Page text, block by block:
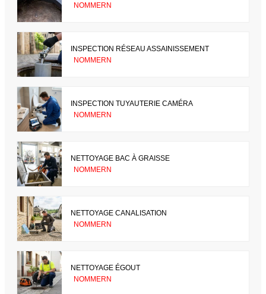
NOMMERN
INSPECTION RÉSEAU ASSAINISSEMENT
NOMMERN
INSPECTION TUYAUTERIE CAMÉRA
NOMMERN
NETTOYAGE BAC À GRAISSE
NOMMERN
NETTOYAGE CANALISATION
NOMMERN
NETTOYAGE ÉGOUT
NOMMERN